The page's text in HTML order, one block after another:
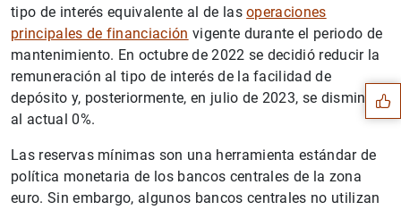
tipo de interés equivalente al de lasoperaciones
principales de financiación vigente durante el periodo de
mantenimiento. En octubre de 2022 se decidió reducir la
remuneración al tipo de interés de la facilidad de
depósito y, posteriormente, en julio de 2023, se disminuyó
al actual 0%.
Las reservas mínimas son una herramienta estándar de
política monetaria de los bancos centrales de la zona
euro. Sin embargo, algunos bancos centrales no utilizan
Sugerencias